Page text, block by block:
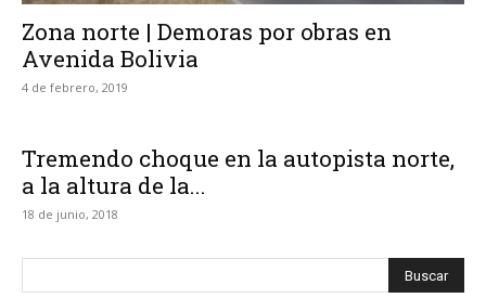
Zona norte | Demoras por obras en
Avenida Bolivia
4 de febrero, 2019
Tremendo choque en la autopista norte,
a la altura de la...
18 de junio, 2018